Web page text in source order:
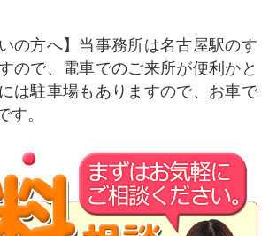
の方へ
当事務所は名古屋駅のす
ので、電車でのご来所が便利かと
は駐車場もありますので、お車で
す。